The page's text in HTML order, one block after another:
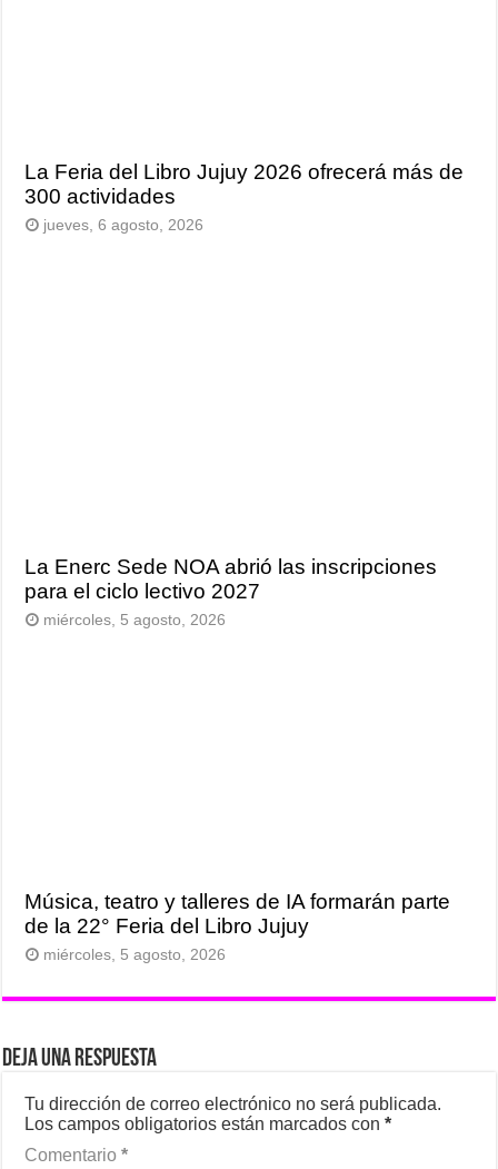
La Feria del Libro Jujuy 2026 ofrecerá más de
300 actividades
jueves, 6 agosto, 2026
La Enerc Sede NOA abrió las inscripciones
para el ciclo lectivo 2027
miércoles, 5 agosto, 2026
Música, teatro y talleres de IA formarán parte
de la 22° Feria del Libro Jujuy
miércoles, 5 agosto, 2026
Deja una respuesta
Tu dirección de correo electrónico no será publicada.
Los campos obligatorios están marcados con*
Comentario*